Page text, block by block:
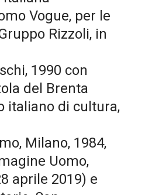
Vogue, per le
Rizzoli, in
1990 con
del Brenta
italiano di cultura,
Milano, 1984,
Uomo,
aprile 2019) e